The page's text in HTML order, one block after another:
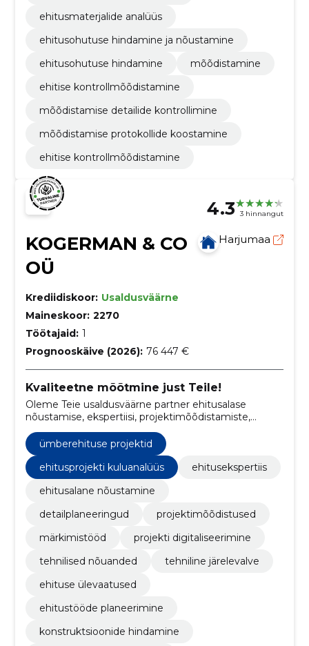
ehitusmaterjalide analüüs
ehitusohutuse hindamine ja nõustamine
ehitusohutuse hindamine
mõõdistamine
ehitise kontrollmõõdistamine
mõõdistamise detailide kontrollimine
mõõdistamise protokollide koostamine
ehitise kontrollmõõdistamine
4.3 3 hinnangut
KOGERMAN & CO
OÜ
Harjumaa
Krediidiskoor: Usaldusväärne
Maineskoor: 2270
Töötajaid: 1
Prognooskäive (2026): 76 447 €
Kvaliteetne mõõtmine just Teile!
Oleme Teie usaldusväärne partner ehitusalase
nõustamise, ekspertiisi, projektimõõdistamiste,
märkimistööde, ümberehituse projektide,
ehitusejärgsete kontrollmõõdistuste ja ehitusprojekti
digitaliseerimise valdkonnas.
ümberehituse projektid
ehitusprojekti kuluanalüüs
ehitusekspertiis
ehitusalane nõustamine
detailplaneeringud
projektimõõdistused
märkimistööd
projekti digitaliseerimine
tehnilised nõuanded
tehniline järelevalve
ehituse ülevaatused
ehitustööde planeerimine
konstruktsioonide hindamine